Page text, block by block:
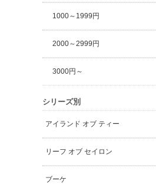
1000～1999円
2000～2999円
3000円～
シリーズ別
アイランド オブ ティー
リーフ オブ セイロン
ブーケ